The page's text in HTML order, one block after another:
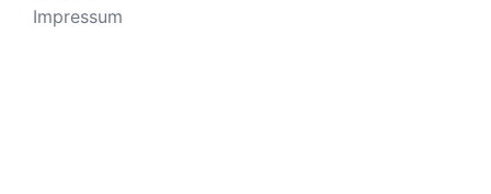
Impressum